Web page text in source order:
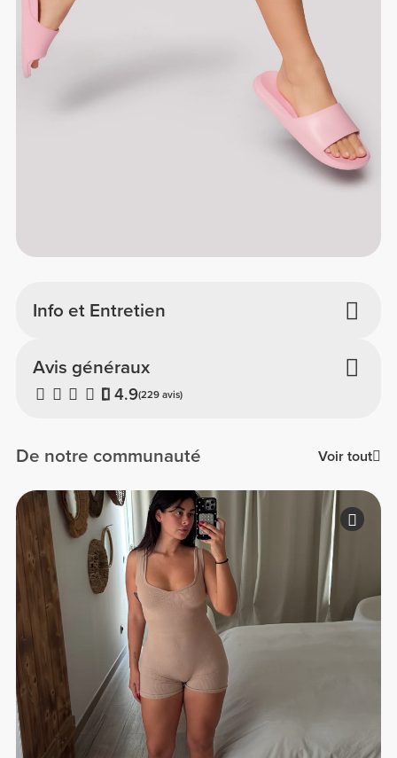
Info et Entretien
Avis généraux
4.9(229 avis)
De notre communauté Voir tout